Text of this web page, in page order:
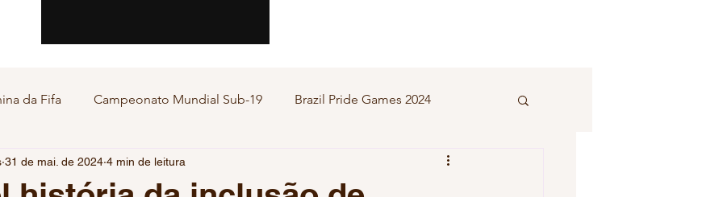
da Fifa Campeonato Mundial Sub-19 Brazil Pride Games 2024
Esporte Master Esporte Transgênero
31 de mai. de 2024 4 min de leitura